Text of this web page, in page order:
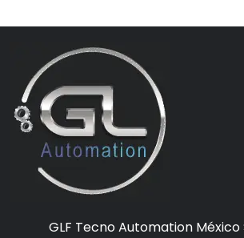
GLF Tecno Automation México